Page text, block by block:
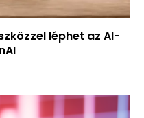
léphet az AI-